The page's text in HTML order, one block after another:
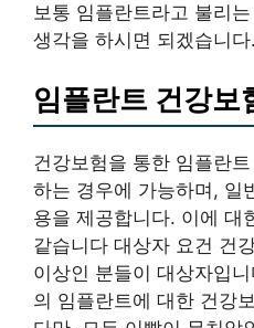
보통 임플란트라고 불리
생각을 하시면 되겠습니다.
임플란트 건강보
건강보험을 통한 임플란
하는 경우에 가능하며, 일
용을 제공합니다. 이에 대
같습니다 대상자 요건 건
이상인 분들이 대상자입
의 임플란트에 대한 건강